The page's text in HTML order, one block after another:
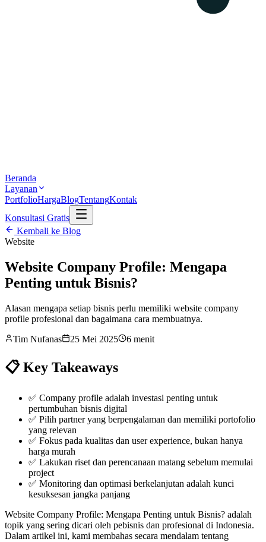
Beranda
Layanan
PortfolioHargaBlogTentangKontak
Konsultasi Gratis
Kembali ke Blog
Website
Website Company Profile: Mengapa
Penting untuk Bisnis?
Alasan mengapa setiap bisnis perlu memiliki website company
profile profesional dan bagaimana cara membuatnya.
Tim Nufanas
25 Mei 2025 6 menit
📋 Key Takeaways
✅ Company profile adalah investasi penting untuk
pertumbuhan bisnis digital
✅ Pilih partner yang berpengalaman dan memiliki portofolio
yang relevan
✅ Fokus pada kualitas dan user experience, bukan hanya
harga murah
✅ Lakukan riset dan perencanaan matang sebelum memulai
project
✅ Monitoring dan optimasi berkelanjutan adalah kunci
kesuksesan jangka panjang
Website Company Profile: Mengapa Penting untuk Bisnis? adalah
topik yang sering dicari oleh pebisnis dan profesional di Indonesia.
Dalam artikel ini, kami membahas secara mendalam tentang